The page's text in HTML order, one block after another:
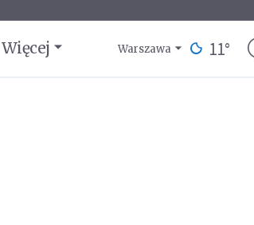
Więcej Warszawa 11°